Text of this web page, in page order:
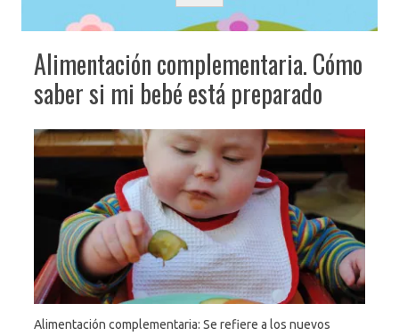
Alimentación complementaria. Cómo
saber si mi bebé está preparado
Alimentación complementaria: Se refiere a los nuevos